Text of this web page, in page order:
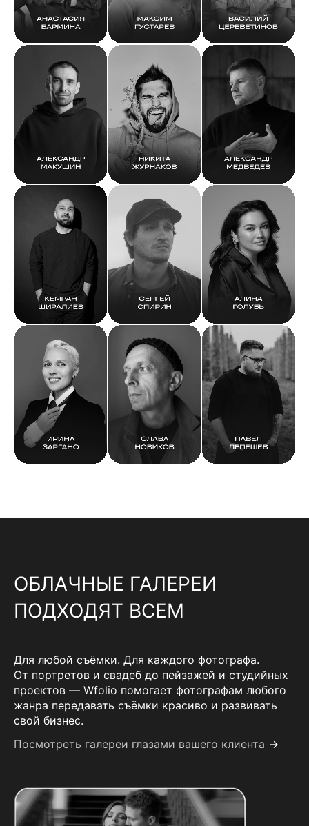
ОБЛАЧНЫЕ ГАЛЕРЕИ
ПОДХОДЯТ ВСЕМ
Для любой съёмки. Для каждого фотографа.
От портретов и свадеб до пейзажей и студийных
проектов — Wfolio помогает фотографам любого
жанра передавать съёмки красиво и развивать
свой бизнес.
Посмотреть галереи глазами вашего клиента →